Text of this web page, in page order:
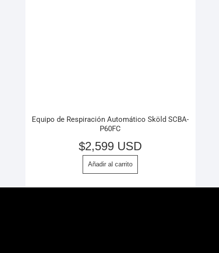
Equipo de Respiración Automático Sköld SCBA-
P60FC
$2,599 USD
Añadir al carrito